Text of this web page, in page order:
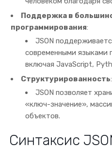
Поддержка в
программирования:
JSON
современными языками
включая JavaScript,
Структурированность:
JSON позволяет
«ключ-значение»,
объектов.
Синтаксис